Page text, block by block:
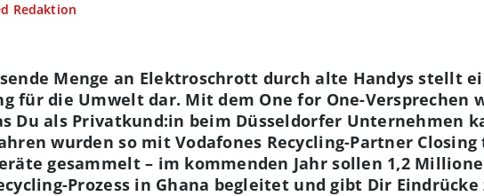
Redaktion
Menge an Elektroschrott durch alte Handys stellt
für die Umwelt dar. Mit dem One for One-Versprechen
Du als Privatkund:in beim Düsseldorfer Unternehmen
wurden so mit Vodafones Recycling-Partner
gesammelt – im kommenden Jahr sollen 1,2
Prozess in Ghana begleitet und gibt Dir